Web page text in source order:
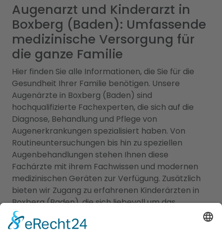
Augenarzt und Kinderarzt in
Boxberg (Baden): Umfassende
medizinische Versorgung für
die ganze Familie
Hier finden Sie alle Informationen, die Sie für die
Gesundheit Ihrer Familie benötigen. Unsere
Augenärzte in Boxberg (Baden) sind
hochqualifizierte Fachexperten, die sich auf die
Diagnose, Behandlung und Pflege von
Augenerkrankungen spezialisiert haben. Von
Routineuntersuchungen bis hin zu speziellen
Augenbehandlungen stehen Ihnen diese
Fachärzte mit ihrem Fachwissen und modernen
medizinischen Geräten zur Verfügung. Zusätzlich
bieten wir Zugang zu erfahrenen Kinderärzten in
Boxberg (Baden), die sich liebevoll um das
Wohlergehen Ihrer Kinder kümmern. Diese
Fachärzte bieten umfassende